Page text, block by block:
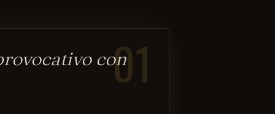
01
con